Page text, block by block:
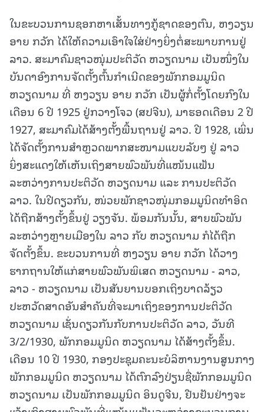
ໃນຂະບວນການຊອກຫາເສັ້ນທາງກູ້ຊາດຂອງຕົນ, ຫງວຽນ
ອາຍ ກວັກ ໄດ້ໃຫ້ຄວາມເອົາໃຈໃສ່ຢ່າງຍິ່ງຕໍ່ສະພາບການຢູ່
ລາວ. ສະມາຄົມຊາວໜຸ່ມປະຕິວັດ ຫວຽດນາມ ເປັນໜຶ່ງໃນ
ບັນດາອົງການຈັດຕັ້ງຕົ້ນກຳເນີດຂອງພັກກອມມູນິດ
ຫວຽດນາມ ທີ່ ຫງວຽນ ອາຍ ກວັກ ເປັນຜູ້ກໍ່ຕັ້ງໂດຍກົງໃນ
ເດືອນ 6 ປີ 1925 ຢູ່ກວາງໂຈວ (ສປຈີນ), ມາຮອດເດືອນ 2 ປີ
1927, ສະມາຄົມໄດ້ສ້າງຕັ້ງພື້ນຖານຢູ່ ລາວ. ປີ 1928, ເພິ່ນ
ໄດ້ຈັດຕັ້ງການສຳຫຼວດພາກສະໜາມແບບລັບໆ ຢູ່ ລາວ
ຍິ່ງສະແດງໃຫ້ເຫັນເຖິງສາຍພົວພັນທີ່ແໜ້ນແຟ້ນ
ລະຫວ່າງການປະຕິວັດ ຫວຽດນາມ ແລະ ການປະຕິວັດ
ລາວ. ໃນປີດຽວກັນ, ໜ່ວຍພັກຊາວໜຸ່ມກອມມູນິດທໍາອິດ
ໄດ້ຖືກສ້າງຕັ້ງຂຶ້ນຢູ່ ວຽງຈັນ. ພ້ອມກັນນັ້ນ, ສາຍພົວພັນ
ລະຫວ່າງຫຼາຍເມືອງໃນ ລາວ ກັບ ຫວຽດນາມ ກໍໄດ້ຖືກ
ຈັດຕັ້ງຂຶ້ນ. ຂະບວນການທີ່ ຫງວຽນ ອາຍ ກວັກ ໄດ້ວາງ
ຮາກຖານໃຫ້ແກ່ສາຍພົວພັນພິເສດ ຫວຽດນາມ - ລາວ,
ລາວ - ຫວຽດນາມ ເປັນສັນຍານບອກເຖິງບາດລ້ຽວ
ປະຫວັດສາດອັນສໍາຄັນທີ່ຈະມາເຖິງຂອງການປະຕິວັດ
ຫວຽດນາມ ເຊັ່ນດຽວກັນກັບການປະຕິວັດ ລາວ, ວັນທີ
3/2/1930, ພັກກອມມູນິດ ຫວຽດນາມ ໄດ້ສ້າງຕັ້ງຂຶ້ນ.
ເດືອນ 10 ປີ 1930, ກອງປະຊຸມຄະນະບໍລິຫານງານສູນກາງ
ພັກກອມມູນິດ ຫວຽດນາມ ໄດ້ຕົກລົງປ່ຽນຊື່ພັກກອມມູນິດ
ຫວຽດນາມ ເປັນພັກກອມມູນິດ ອິນດູຈີນ, ຢືນຢັນຢ່າງຈະ